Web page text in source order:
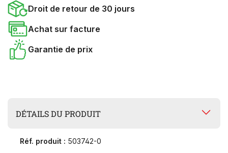
Droit de retour de 30 jours
Achat sur facture
Garantie de prix
DÉTAILS DU PRODUIT
Réf. produit : 503742-0